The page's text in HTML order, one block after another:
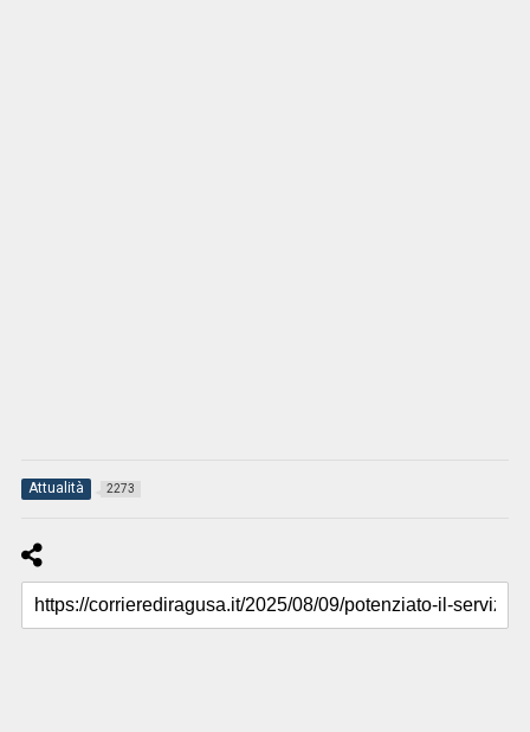
Attualità 2273